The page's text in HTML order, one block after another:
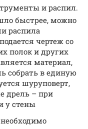
и распил.
быстрее, можно
распила
чертеж со
полок и других
материал,
собрать в единую
шуруповерт,
дрель – при
у стены